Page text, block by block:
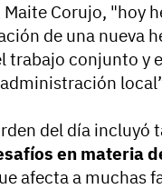
Corujo, "hoy
de una nueva
trabajo conjunto y
del día incluyó
en materia
afecta a muchas